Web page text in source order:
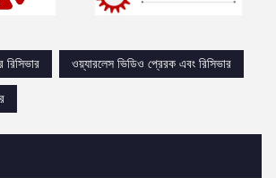
রিসিভার
ওয়্যারলেস ভিডিও প্রেরক এবং রিসিভার